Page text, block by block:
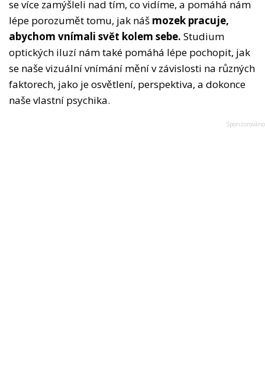
se více zamýšleli nad tím, co vidíme, a pomáhá nám
lépe porozumět tomu, jak náš mozek pracuje,
abychom vnímali svět kolem sebe. Studium
optických iluzí nám také pomáhá lépe pochopit, jak
se naše vizuální vnímání mění v závislosti na různých
faktorech, jako je osvětlení, perspektiva, a dokonce
naše vlastní psychika.